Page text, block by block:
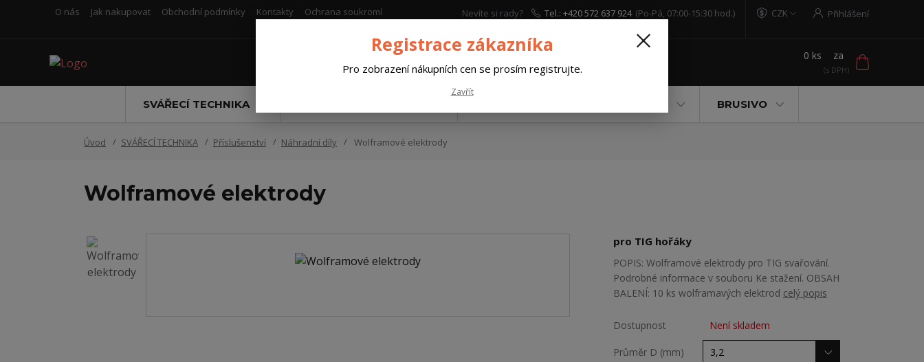
O nás Jak nakupovat Obchodní podmínky Kontakty Ochrana soukromí CZK Přihlášení
Nevíte si rady?
Tel.: +420 572 637 924 (Po-Pá, 07:00-15:30 hod.)
0 ks za
SVÁŘECÍ TECHNIKA BRUSIVO
Úvod SVÁŘECÍ TECHNIKA Příslušenství Náhradní díly Wolframové elektrody
Wolframové elektrody
pro TIG hořáky
POPIS: Wolframové elektrody pro TIG svařování.
Podrobné informace v souboru Ke stažení. OBSAH
BALENÍ: 10 ks wolframavých elektrod celý popis
Dostupnost Není skladem
Průměr D (mm)
Registrace zákazníka
Pro zobrazení nákupních cen se prosím registrujte.
Zavřít